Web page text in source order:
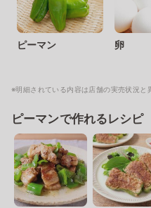
ピーマン 卵
※明細されている内容は店舗の実売状況と
ピーマンで作れるレシピ